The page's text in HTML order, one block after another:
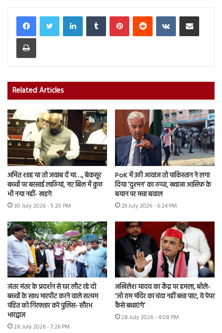
LinkedInTumblr PinterestReddit VKontakteShare via Email
Print
Related Articles
अमित शाह या तो जवाब दें या…., बेकसूर
बच्चों पर बरसाई लाठियां, नए बिल में कुछ
भी नया नहीं- खड़गे
30 July 2026 - 5:20 PM
PoK में उठी आवाज तो पाकिस्तान ने लगा
दिया ‘दुश्मन’ का ठप्पा, ख्वाजा आसिफ के
बयान पर मचा बवाल
29 July 2026 - 6:24 PM
जंतर मंतर के प्रदर्शन से घर लौट रहे दो
बच्चों के साथ मारपीट करने वाले सत्यम
पंडित को गिरफ्तार करे पुलिस- सौरभ
भारद्वाज
28 July 2026 - 7:26 PM
अखिलेश यादव का केंद्र पर हमला, बोले-
‘जो राम मंदिर का चंदा नहीं बचा पाए, वे पेपर
कैसे बचाएंगे’
28 July 2026 - 4:08 PM